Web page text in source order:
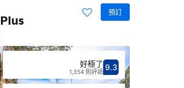
預訂
分數9.3分
9.3評比好極了
好極了
1,354 則評語